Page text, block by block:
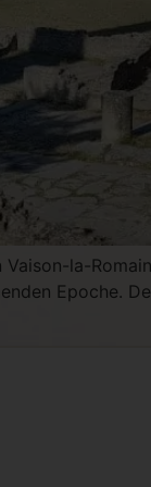
la-
Epoche.